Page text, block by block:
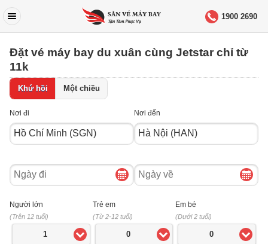
1900 2690
Đặt vé máy bay du xuân cùng Jetstar chỉ từ
11k
Khứ hồi Một chiều
Nơi đi Nơi đến
Ngày
đi
Ngày
về
Người lớn
(Trên 12 tuổi)
1
Trẻ em
(Từ 2-12 tuổi)
0
Em bé
(Dưới 2 tuổi)
0